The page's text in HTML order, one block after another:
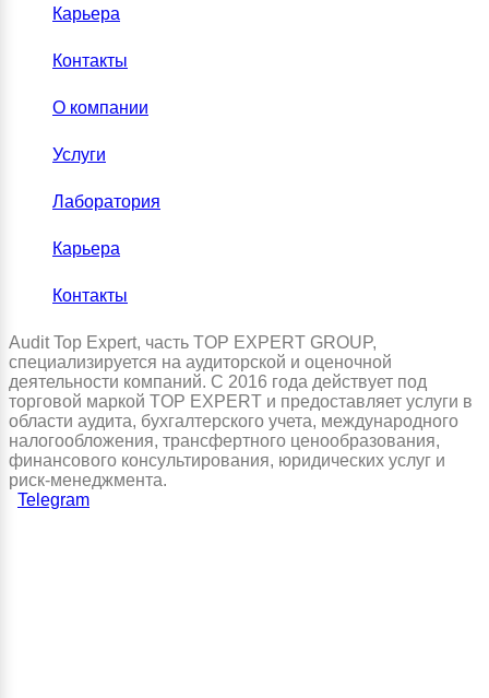
Карьера
Контакты
О компании
Услуги
Лаборатория
Карьера
Контакты
Audit Top Expert, часть TOP EXPERT GROUP,
специализируется на аудиторской и оценочной
деятельности компаний. С 2016 года действует под
торговой маркой TOP EXPERT и предоставляет услуги в
области аудита, бухгалтерского учета, международного
налогообложения, трансфертного ценообразования,
финансового консультирования, юридических услуг и
риск-менеджмента.
Telegram